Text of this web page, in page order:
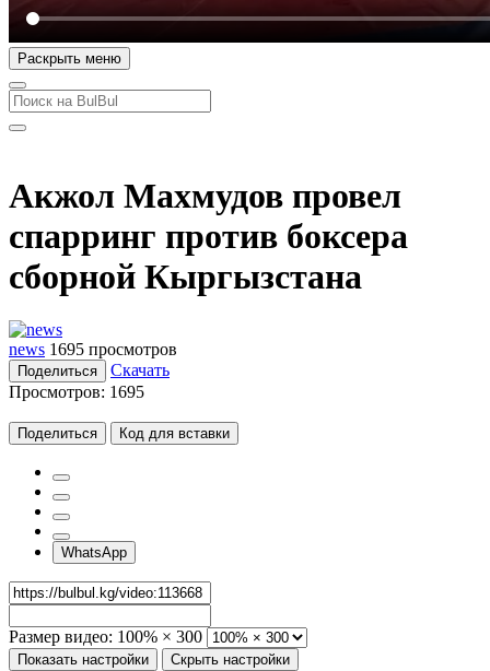
Раскрыть меню
Акжол Махмудов провел
спарринг против боксера
сборной Кыргызстана
news 1695 просмотров
Поделиться
Скачать
Просмотров: 1695
Поделиться Код для вставки
WhatsApp
Размер видео: 100% × 300
Показать настройки Скрыть настройки